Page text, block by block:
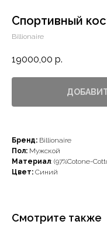
Спортивный
Billionaire
19000,00 р.
Бренд: Billionaire
Пол: Мужской
Материал: (97%Cotone-
Цвет: Синий
Смотрите также
Доставка с